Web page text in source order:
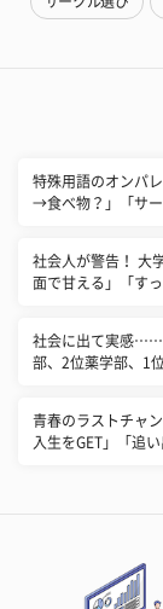
特殊用語のオンパ
→食べ物？」「サ
社会人が警告！ 大
面で甘える」「す
社会に出て実感……
部、2位薬学部、1
青春のラストチャ
入生をGET」「追